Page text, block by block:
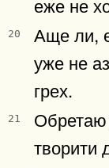
20
Аще ли,
уже не
грех.
21
Обретаю
творити